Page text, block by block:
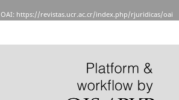
OAI: https://revistas.ucr.ac.cr/index.php/rjuridicas/oai